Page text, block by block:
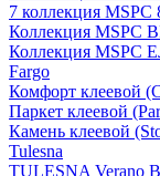
7 коллекция MSPC
Коллекция MSPC
Коллекция
Fargo
Комфорт клеевой
Паркет клеевой
Камень клеевой
Tulesna
TULESNA Verano